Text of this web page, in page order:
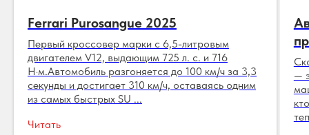
Ferrari Purosangue 2025
Первый кроссовер марки с 6,5-литровым
двигателем V12, выдающим 725 л. с. и 716
Н·м.Автомобиль разгоняется до 100 км/ч за 3,3
секунды и достигает 310 км/ч, оставаясь одним
из самых быстрых SU ...
Читать
—